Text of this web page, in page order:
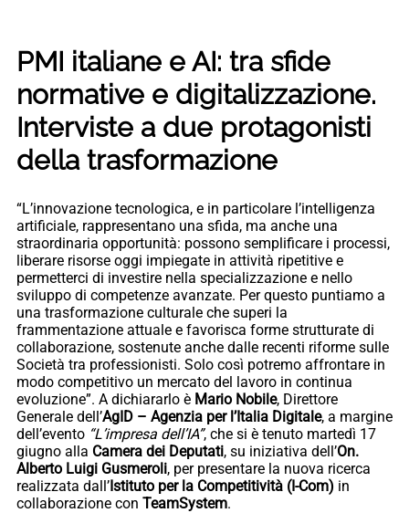
PMI italiane e AI: tra sfide
normative e digitalizzazione.
Interviste a due protagonisti
della trasformazione
“L’innovazione tecnologica, e in particolare l’intelligenza
artificiale, rappresentano una sfida, ma anche una
straordinaria opportunità: possono semplificare i processi,
liberare risorse oggi impiegate in attività ripetitive e
permetterci di investire nella specializzazione e nello
sviluppo di competenze avanzate. Per questo puntiamo a
una trasformazione culturale che superi la
frammentazione attuale e favorisca forme strutturate di
collaborazione, sostenute anche dalle recenti riforme sulle
Società tra professionisti. Solo così potremo affrontare in
modo competitivo un mercato del lavoro in continua
evoluzione”. A dichiararlo è Mario Nobile, Direttore
Generale dell’AgID – Agenzia per l’Italia Digitale, a margine
dell’evento “L’impresa dell’IA”, che si è tenuto martedì 17
giugno alla Camera dei Deputati, su iniziativa dell’On.
Alberto Luigi Gusmeroli, per presentare la nuova ricerca
realizzata dall’Istituto per la Competitività (I-Com) in
collaborazione con TeamSystem.